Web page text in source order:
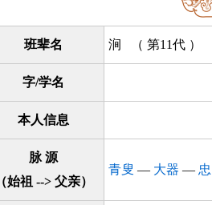
班辈名 涧 （ 第11代 ）
字/学名
本人信息
脉 源
（始祖 --> 父亲）
青叟 — 大器 — 忠